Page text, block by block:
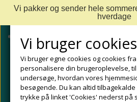
Vi bruger cookies
Vi bruger egne cookies og cookies
personalisere din brugeroplevelse,
undersøge, hvordan vores
besøgende. Du kan altid
trykke på linket 'Cookies' nederst på
Vi pakker og sender hele
hverdage